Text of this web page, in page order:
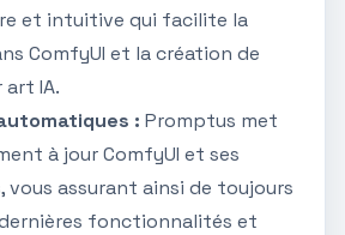
et intuitive qui facilite la
ComfyUI et la création de
IA.
: Promptus met
à jour ComfyUI et ses
vous assurant ainsi de toujours
fonctionnalités et